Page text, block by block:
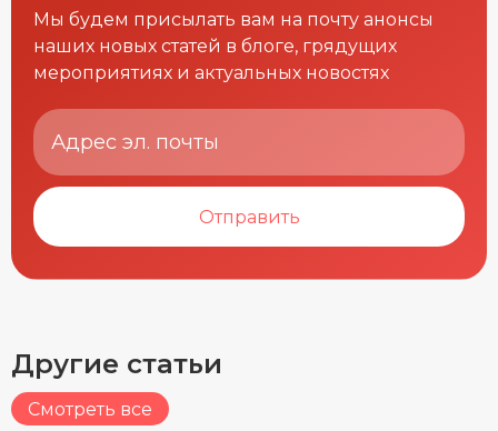
Мы будем присылать вам на почту анонсы
наших новых статей в блоге, грядущих
мероприятиях и актуальных новостях
Отправить
Другие статьи
Смотреть все